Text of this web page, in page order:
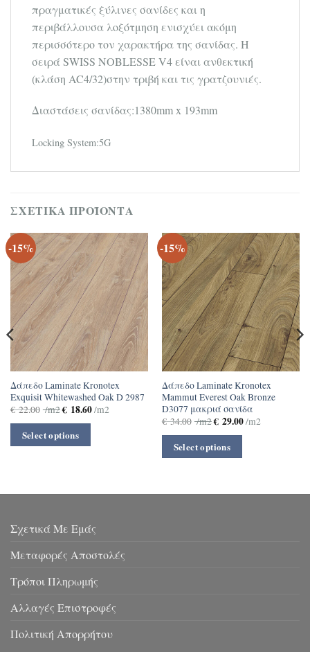
πραγματικές ξύλινες σανίδες και η
περιβάλλουσα λοξότμηση ενισχύει ακόμη
περισσότερο τον χαρακτήρα της σανίδας. Η
σειρά SWISS NOBLESSE V4 είναι ανθεκτική
(κλάση AC4/32)στην τριβή και τις γρατζουνιές.
Διαστάσεις σανίδας:1380mm x 193mm
Locking System:5G
ΣΧΕΤΙΚΆ ΠΡΟΪΌΝΤΑ
-15%
Δάπεδο Laminate Kronotex
Exquisit Whitewashed Oak D 2987
€22.00 /m2€18.60/m2
Select options
-15%
Δάπεδο Laminate Kronotex
Mammut Everest Oak Bronze
D3077 μακριά σανίδα
€34.00 /m2€29.00/m2
Select options
Σχετικά Με Εμάς
Μεταφορές Αποστολές
Τρόποι Πληρωμής
Αλλαγές Επιστροφές
Πολιτική Απορρήτου